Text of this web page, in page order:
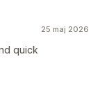
25 maj 2026
quick